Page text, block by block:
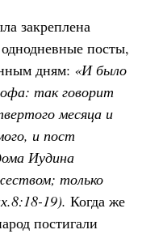
закреплена
посты,
дням: «И было
так говорит
месяца и
и пост
Иудина
только
19). Когда же
постигали